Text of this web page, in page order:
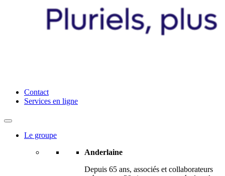
Anderlaine | Conseil – Expert comptable – Avocat – Audit
Contact
Services en ligne
Le groupe
Anderlaine
Depuis 65 ans, associés et collaborateurs